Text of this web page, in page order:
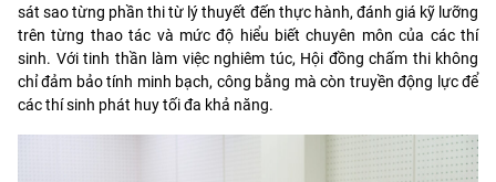
sát sao từng phần thi từ lý thuyết đến thực hành, đánh giá kỹ lưỡng
trên từng thao tác và mức độ hiểu biết chuyên môn của các thí
sinh. Với tinh thần làm việc nghiêm túc, Hội đồng chấm thi không
chỉ đảm bảo tính minh bạch, công bằng mà còn truyền động lực để
các thí sinh phát huy tối đa khả năng.